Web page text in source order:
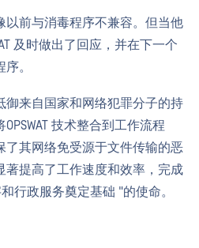
以前与消毒程序不兼容。但当他
及时做出了回应，并在下一个
序。
御来自国家和网络犯罪分子的持
技术整合到工作流程
了其网络免受源于文件传输的恶
著提高了工作速度和效率，完成
行政服务奠定基础 "的使命。